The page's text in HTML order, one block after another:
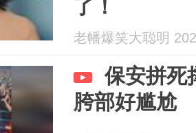
了！
老幡爆笑大聪明
保安拼死
胯部好尴尬